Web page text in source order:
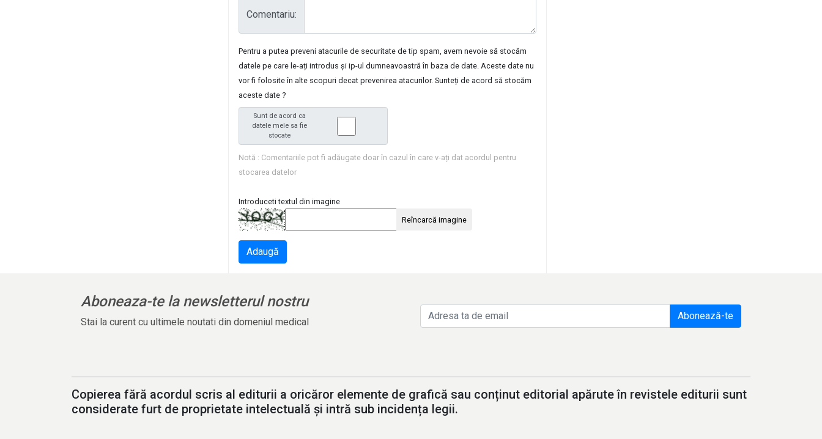
Comentariu:
Pentru a putea preveni atacurile de securitate de tip spam, avem nevoie să stocăm
datele pe care le-ați introdus și ip-ul dumneavoastră în baza de date. Aceste date nu
vor fi folosite în alte scopuri decat prevenirea atacurilor. Sunteți de acord să stocăm
aceste date ?
Sunt de acord ca
datele mele sa fie
stocate
Notă : Comentariile pot fi adăugate doar în cazul în care v-ați dat acordul pentru
stocarea datelor
Introduceti textul din imagine
Reîncarcă imagine
Adaugă
Aboneaza-te la newsletterul nostru
Stai la curent cu ultimele noutati din domeniul medical
Abonează-te
Copierea fără acordul scris al editurii a oricăror elemente de grafică sau conținut editorial apărute în revistele editurii sunt
considerate furt de proprietate intelectuală și intră sub incidența legii.